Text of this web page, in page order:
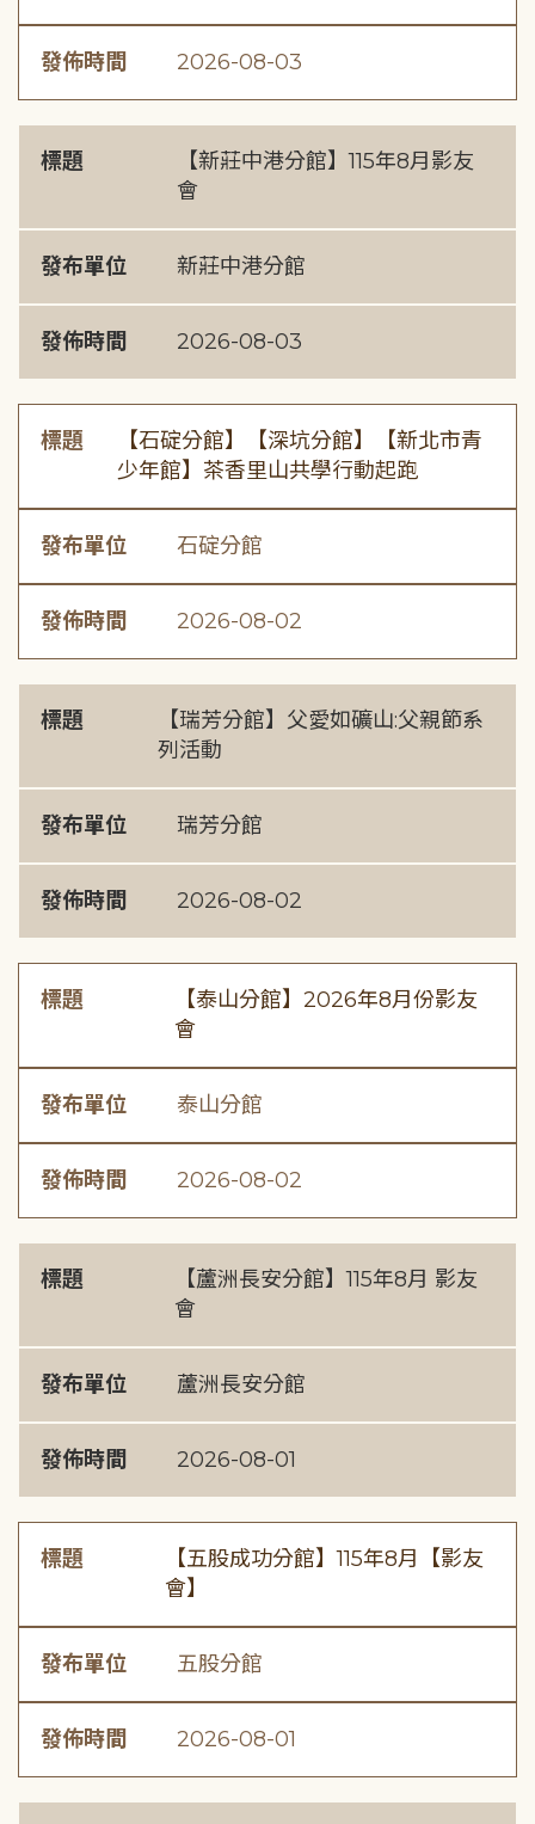
發佈時間 2026-08-03
標題
【新莊中港分館】115年8月影友
會
發布單位 新莊中港分館
發佈時間 2026-08-03
標題
【石碇分館】【深坑分館】【新北市青
少年館】茶香里山共學行動起跑
發布單位 石碇分館
發佈時間 2026-08-02
標題
【瑞芳分館】父愛如礦山:父親節系
列活動
發布單位 瑞芳分館
發佈時間 2026-08-02
標題
【泰山分館】2026年8月份影友
會
發布單位 泰山分館
發佈時間 2026-08-02
標題
【蘆洲長安分館】115年8月 影友
會
發布單位 蘆洲長安分館
發佈時間 2026-08-01
標題
【五股成功分館】115年8月【影友
會】
發布單位 五股分館
發佈時間 2026-08-01